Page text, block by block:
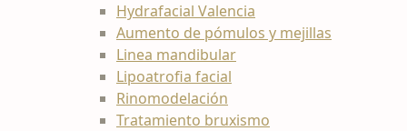
Hydrafacial Valencia
Aumento de pómulos y mejillas
Linea mandibular
Lipoatrofia facial
Rinomodelación
Tratamiento bruxismo